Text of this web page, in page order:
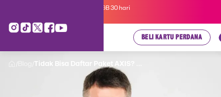
Kartu Perdana AXIS Suka-Suka 3GB 30 hari
BELI KARTU PERDANA
/ / Tidak Bisa Daftar Paket AXIS? ...